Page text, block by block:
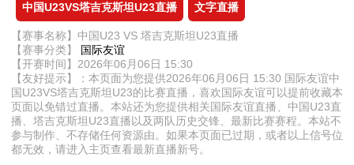
中国U23VS塔吉克斯坦U23直播 文字直播
【赛事名称】中国U23 VS 塔吉克斯坦U23直播
【赛事分类】 国际友谊
【开赛时间】2026年06月06日 15:30
【友好提示】：本页面为您提供2026年06月06日 15:30 国际友谊中
国U23VS塔吉克斯坦U23的比赛直播，喜欢国际友谊可以提前收藏本
页面以免错过直播。本站还为您提供相关国际友谊直播、中国U23直
播、塔吉克斯坦U23直播以及两队历史交锋、最新比赛赛程。本站不
参与制作、不存储任何资源由。如果本页面已过期，或者以上信号位
都无效，请进入主页查看最新直播新号。